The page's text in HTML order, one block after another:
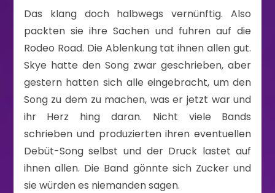
Das klang doch halbwegs vernünftig. Also
packten sie ihre Sachen und fuhren auf die
Rodeo Road. Die Ablenkung tat ihnen allen gut.
Skye hatte den Song zwar geschrieben, aber
gestern hatten sich alle eingebracht, um den
Song zu dem zu machen, was er jetzt war und
ihr Herz hing daran. Nicht viele Bands
schrieben und produzierten ihren eventuellen
Debüt-Song selbst und der Druck lastet auf
ihnen allen. Die Band gönnte sich Zucker und
sie würden es niemanden sagen.